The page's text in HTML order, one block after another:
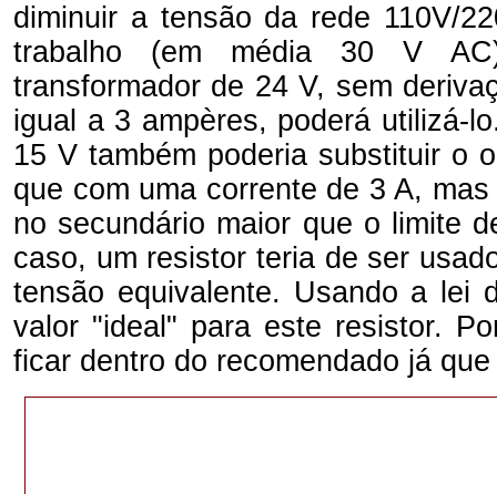
diminuir a tensão da rede 110V/
trabalho (em média 30 V
transformador de 24 V, sem
igual a 3 ampères, poderá utilizá-
15 V também poderia substituir o
que com uma corrente de 3 A,
no secundário maior que o limite
caso, um resistor teria de ser
tensão equivalente. Usando a lei
valor "ideal" para este resistor.
ficar dentro do recomendado já